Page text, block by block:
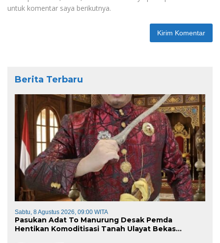
untuk komentar saya berikutnya.
Berita Terbaru
Sabtu, 8 Agustus 2026, 09:00 WITA
Pasukan Adat To Manurung Desak Pemda
Hentikan Komoditisasi Tanah Ulayat Bekas